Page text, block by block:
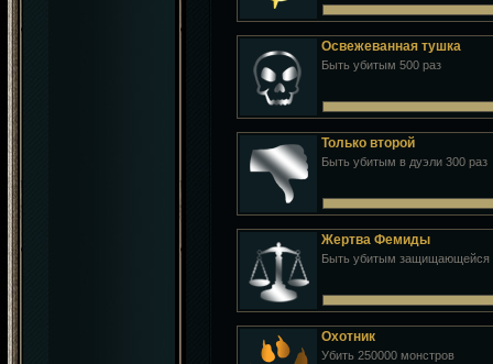
Освежеванная тушка
Быть убитым 500 раз
Только второй
Быть убитым в дуэли 300 раз
Жертва Фемиды
Быть убитым защищающейся
Охотник
Убить 250000 монстров